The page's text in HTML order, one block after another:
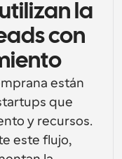
grupos
Cal.com
nuestra API pública
la
con
están
que
y recursos.
este flujo,